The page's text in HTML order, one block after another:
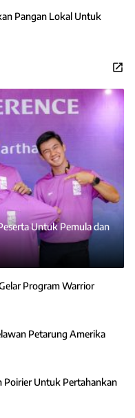
Pangan Lokal Untuk
Untuk Pemula dan
Program Warrior
Petarung Amerika
Poirier Untuk Pertahankan